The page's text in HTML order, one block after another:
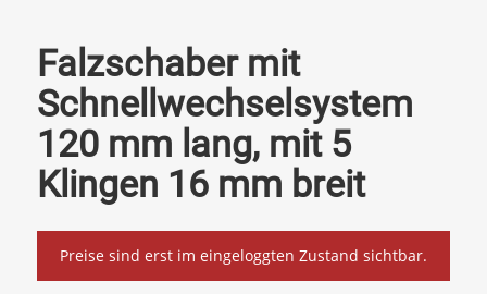
Falzschaber mit
Schnellwechselsystem
120 mm lang, mit 5
Klingen 16 mm breit
Preise sind erst im eingeloggten Zustand sichtbar.